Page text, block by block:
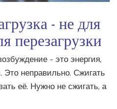
- не для
перезагрузки
- это энергия,
Это неправильно. Сжигать
её. Нужно не сжигать, а